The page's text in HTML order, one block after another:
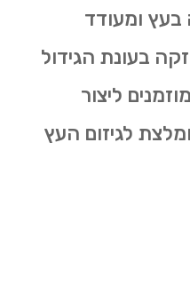
ומעודד
בעונת הגידול
ליצור
לגיזום העץ